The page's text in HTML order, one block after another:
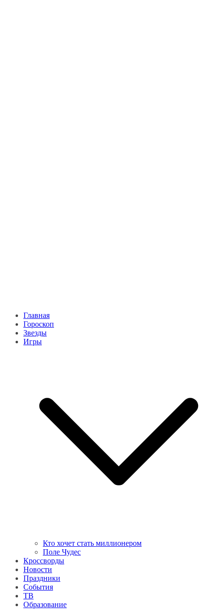
Главная
Гороскоп
Звезды
Игры
Кто хочет стать миллионером
Поле Чудес
Кроссворды
Новости
Праздники
События
ТВ
Образование